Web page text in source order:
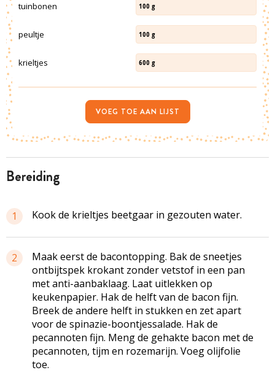
bereiding
1 Kook de krieltjes beetgaar in gezouten water.
2
Maak eerst de bacontopping. Bak de sneetjes
ontbijtspek krokant zonder vetstof in een pan
met anti-aanbaklaag. Laat uitlekken op
keukenpapier. Hak de helft van de bacon fijn.
Breek de andere helft in stukken en zet apart
voor de spinazie-boontjessalade. Hak de
pecannoten fijn. Meng de gehakte bacon met de
pecannoten, tijm en rozemarijn. Voeg olijfolie
toe.
tuinbonen 100 g
peultje 100 g
krieltjes 600 g
VOEG TOE AAN LIJST